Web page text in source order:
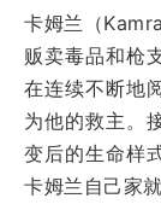
卡姆兰 （
贩卖毒品和枪
在连续不断地
为他的救主。
变后的生命样
卡姆兰自己家